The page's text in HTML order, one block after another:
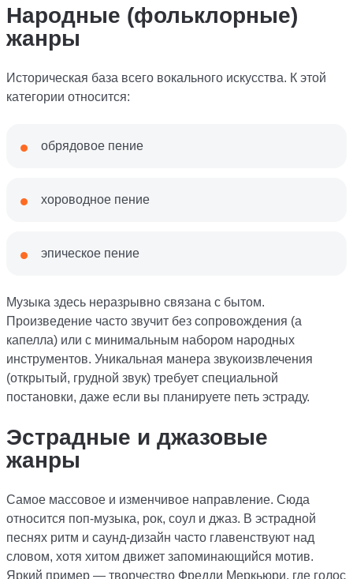
Народные (фольклорные)
жанры
Историческая база всего вокального искусства. К этой
категории относится:
обрядовое пение
хороводное пение
эпическое пение
Музыка здесь неразрывно связана с бытом.
Произведение часто звучит без сопровождения (a
капелла) или с минимальным набором народных
инструментов. Уникальная манера звукоизвлечения
(открытый, грудной звук) требует специальной
постановки, даже если вы планируете петь эстраду.
Эстрадные и джазовые
жанры
Самое массовое и изменчивое направление. Сюда
относится поп-музыка, рок, соул и джаз. В эстрадной
песнях ритм и саунд-дизайн часто главенствуют над
словом, хотя хитом движет запоминающийся мотив.
Яркий пример — творчество Фредди Меркьюри, где голос